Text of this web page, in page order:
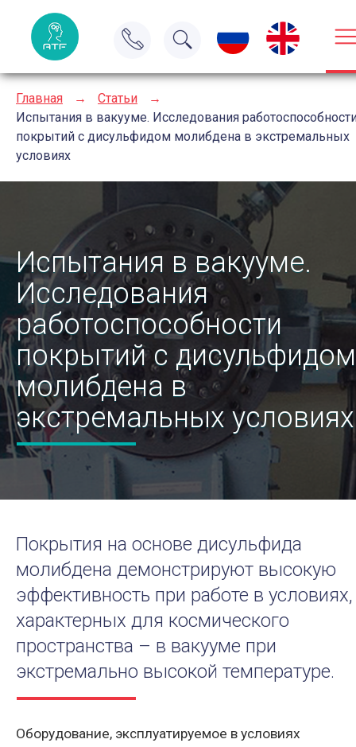
Главная → Статьи
→
Испытания в вакууме. Исследования
покрытий с дисульфидом молибдена в экстремальных
условиях
Испытания в вакууме.
Исследования
работоспособности
покрытий с дисульфидом
молибдена в
экстремальных условиях
Покрытия на основе дисульфида
молибдена демонстрируют высокую
эффективность при работе в условиях,
характерных для космического
пространства – в вакууме при
экстремально высокой температуре.
Оборудование, эксплуатируемое в условиях